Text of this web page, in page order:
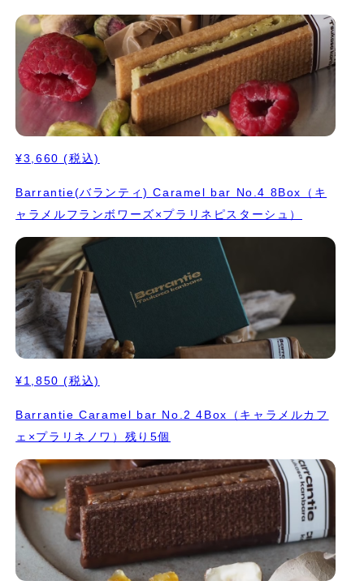
¥3,660 (税込)
Barrantie(バランティ) Caramel bar No.4 8Box（キ
ャラメルフランボワーズ×プラリネピスターシュ）
¥1,850 (税込)
Barrantie Caramel bar No.2 4Box（キャラメルカフ
ェ×プラリネノワ）残り5個